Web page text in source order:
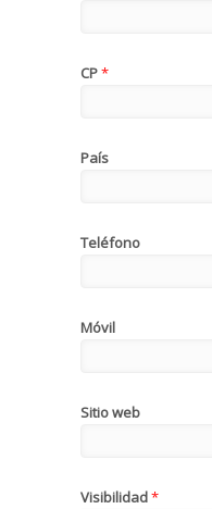
CP*
País
Teléfono
Móvil
Sitio web
Visibilidad*